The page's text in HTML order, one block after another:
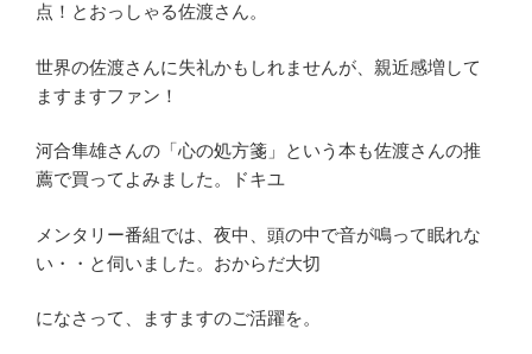
点！とおっしゃる佐渡さん。
世界の佐渡さんに失礼かもしれませんが、親近感増して
ますますファン！
河合隼雄さんの「心の処方箋」という本も佐渡さんの推
薦で買ってよみました。ドキユ
メンタリー番組では、夜中、頭の中で音が鳴って眠れな
い・・と伺いました。おからだ大切
になさって、ますますのご活躍を。